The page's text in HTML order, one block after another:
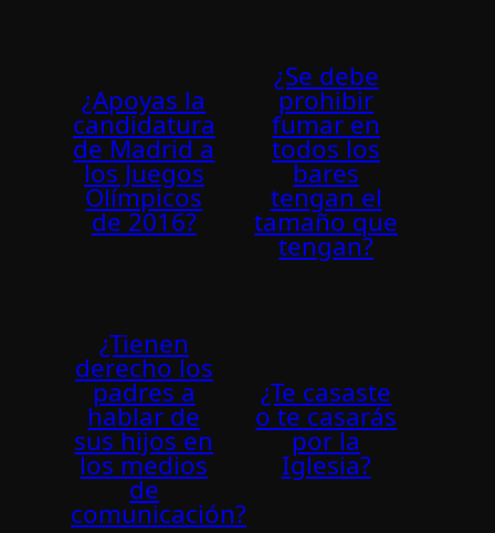
¿Apoyas la
candidatura
de Madrid a
los Juegos
Olí­mpicos
de 2016?
¿Se debe
prohibir
fumar en
todos los
bares
tengan el
tamaño que
tengan?
¿Tienen
derecho los
padres a
hablar de
sus hijos en
los medios
de
comunicación?
¿Te casaste
o te casarás
por la
Iglesia?